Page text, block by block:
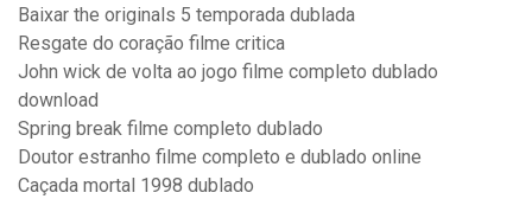
Baixar the originals 5 temporada dublada
Resgate do coração filme critica
John wick de volta ao jogo filme completo dublado
download
Spring break filme completo dublado
Doutor estranho filme completo e dublado online
Caçada mortal 1998 dublado